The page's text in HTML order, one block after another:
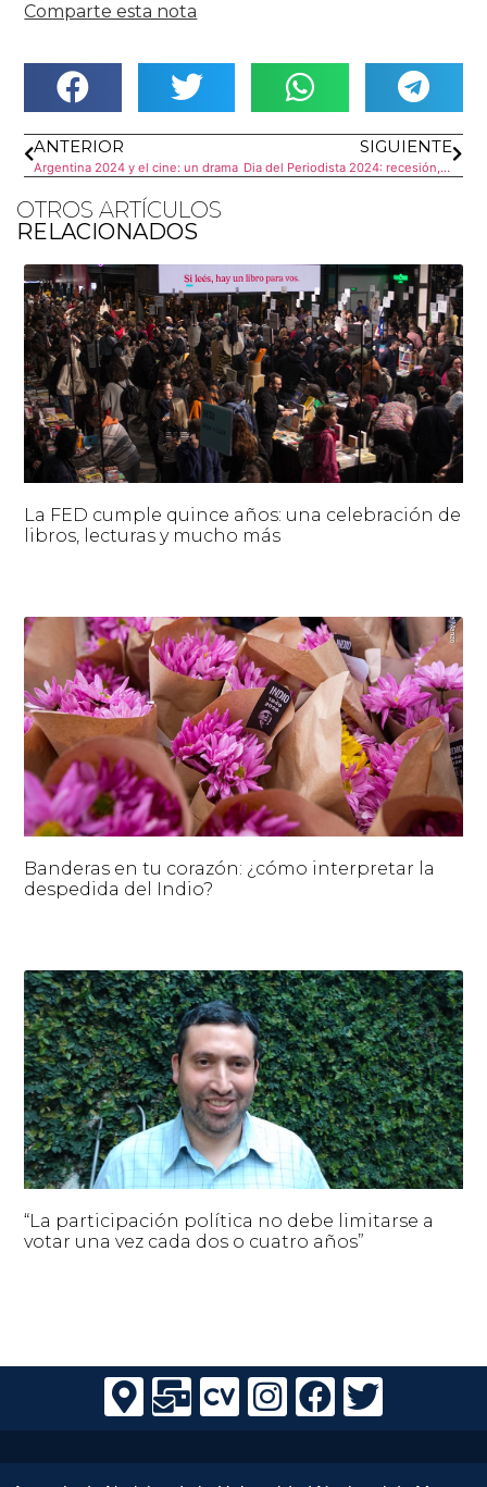
Comparte esta nota
ANTERIOR
Argentina 2024 y el cine: un drama
SIGUIENTE
Dia del Periodista 2024: recesión, verdades y nuevas audiencias
OTROS ARTÍCULOS
RELACIONADOS
La FED cumple quince años: una celebración de
libros, lecturas y mucho más
Banderas en tu corazón: ¿cómo interpretar la
despedida del Indio?
“La participación política no debe limitarse a
votar una vez cada dos o cuatro años”